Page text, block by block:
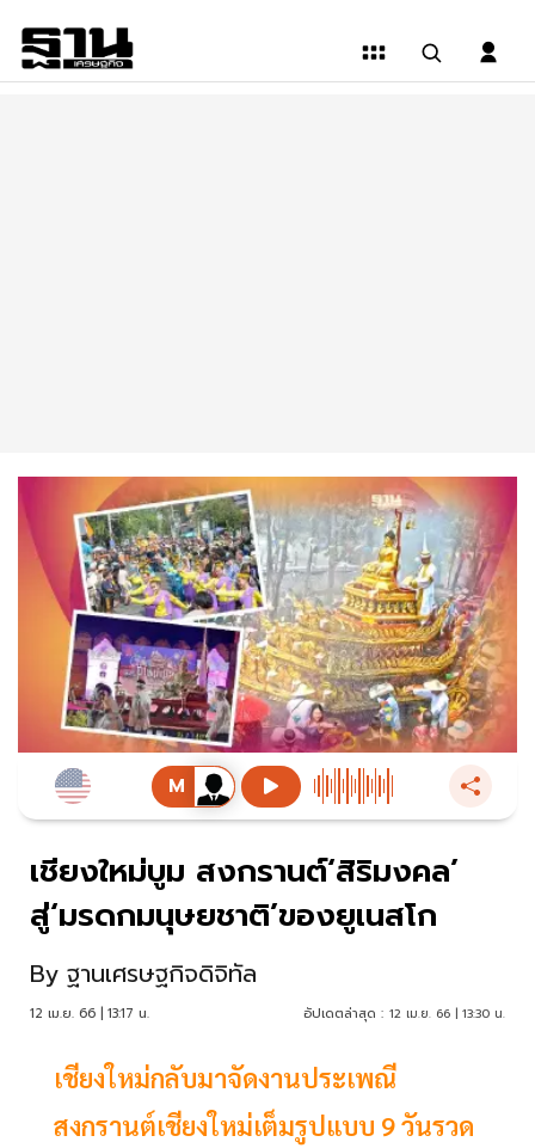
เชียงใหม่บูม สงกรานต์‘สิริมงคล’
สู่‘มรดกมนุษยชาติ’ของยูเนสโก
By ฐานเศรษฐกิจดิจิทัล
12 เม.ย. 66 | 13:17 น. อัปเดตล่าสุด : 12 เม.ย. 66 | 13:30 น.
เชียงใหม่กลับมาจัดงานประเพณี
สงกรานต์เชียงใหม่เต็มรูปแบบ 9 วันรวด